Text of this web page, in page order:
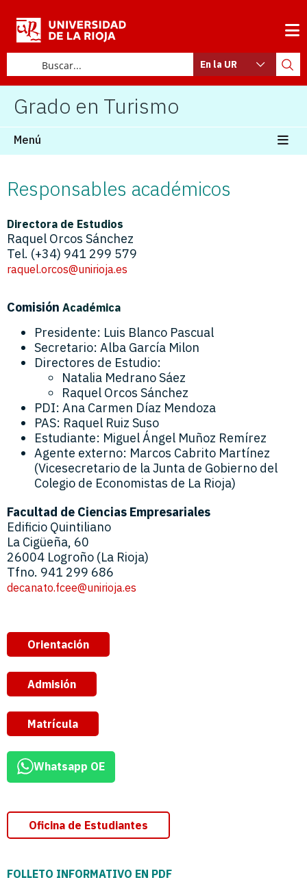
En la UR
Grado en Turismo
Menú
Responsables académicos
Directora de Estudios
Raquel Orcos Sánchez
Tel. (+34) 941 299 579
raquel.orcos@unirioja.es
Comisión Académica
Presidente: Luis Blanco Pascual
Secretario: Alba García Milon
Directores de Estudio:
Natalia Medrano Sáez
Raquel Orcos Sánchez
PDI: Ana Carmen Díaz Mendoza
PAS: Raquel Ruiz Suso
Estudiante: Miguel Ángel Muñoz Remírez
Agente externo: Marcos Cabrito Martínez
(Vicesecretario de la Junta de Gobierno del
Colegio de Economistas de La Rioja)
Facultad de Ciencias Empresariales
Edificio Quintiliano
La Cigüeña, 60
26004 Logroño (La Rioja)
Tfno. 941 299 686
decanato.fcee@unirioja.es
Orientación
Admisión
Matrícula
Whatsapp OE
Oficina de Estudiantes
FOLLETO INFORMATIVO EN PDF